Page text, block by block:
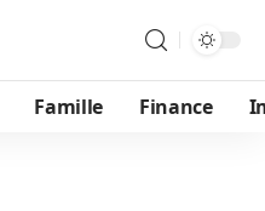
Famille Finance